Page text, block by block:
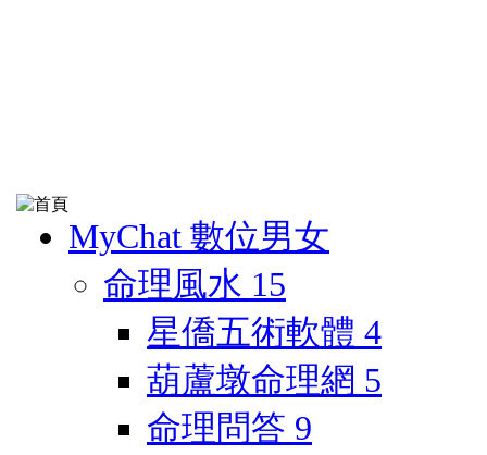
MyChat 數位男女
命理風水 15
星僑五術軟體 4
葫蘆墩命理網 5
命理問答 9